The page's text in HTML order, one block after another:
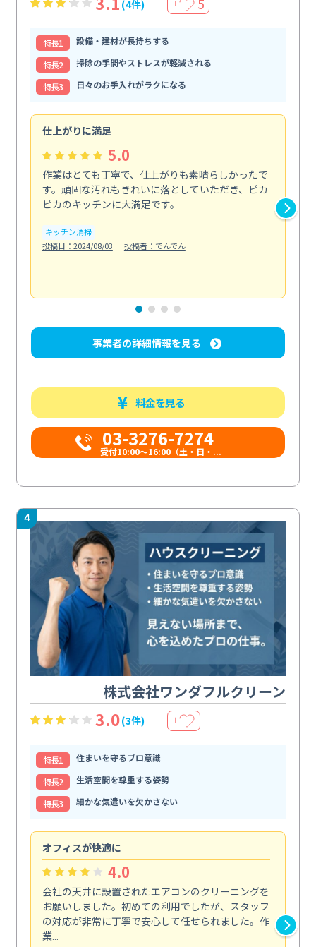
(4件) ＋ 5
特⻑1
設備・建材が長持ちする
特⻑2
掃除の手間やストレスが軽減される
特⻑3
日々のお手入れがラクになる
仕上がりに満足
5.0
作業はとても丁寧で、仕上がりも素晴らしかったで
す。頑固な汚れもきれいに落としていただき、ピカ
ピカのキッチンに大満足です。
キッチン清掃
投稿日：2024/08/03
投稿者：でんでん
事業者の詳細情報を見る
料金を見る
03-3276-7274
受付10:00〜16:00（土・日・...
4
株式会社ワンダフルクリーン
3.0(3件) ＋
特⻑1
住まいを守るプロ意識
特⻑2
生活空間を尊重する姿勢
特⻑3
細かな気遣いを欠かさない
オフィスが快適に
4.0
会社の天井に設置されたエアコンのクリーニングを
お願いしました。初めての利用でしたが、スタッフ
の対応が非常に丁寧で安心して任せられました。作
業...